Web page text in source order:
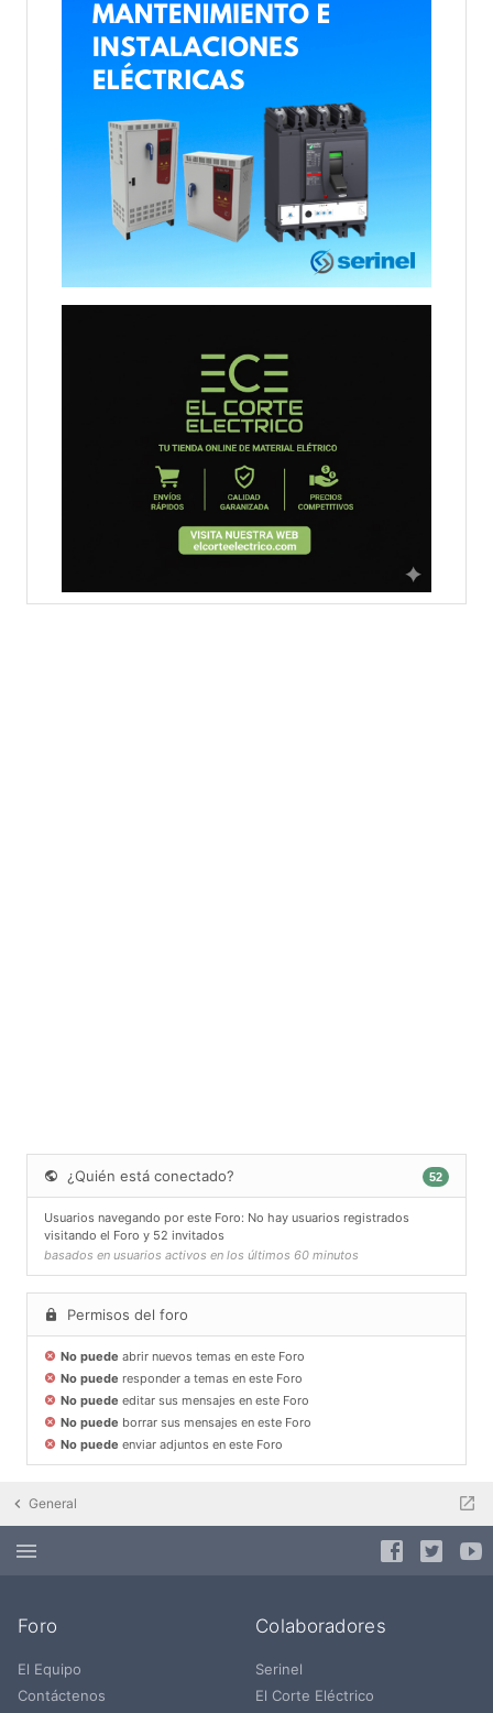
¿Quién está conectado? 52
Usuarios navegando por este Foro: No hay usuarios registrados
visitando el Foro y 52 invitados
basados en usuarios activos en los últimos 60 minutos
Permisos del foro
No puede abrir nuevos temas en este Foro
No puede responder a temas en este Foro
No puede editar sus mensajes en este Foro
No puede borrar sus mensajes en este Foro
No puede enviar adjuntos en este Foro
General
Foro
El Equipo
Contáctenos
Colaboradores
Serinel
El Corte Eléctrico